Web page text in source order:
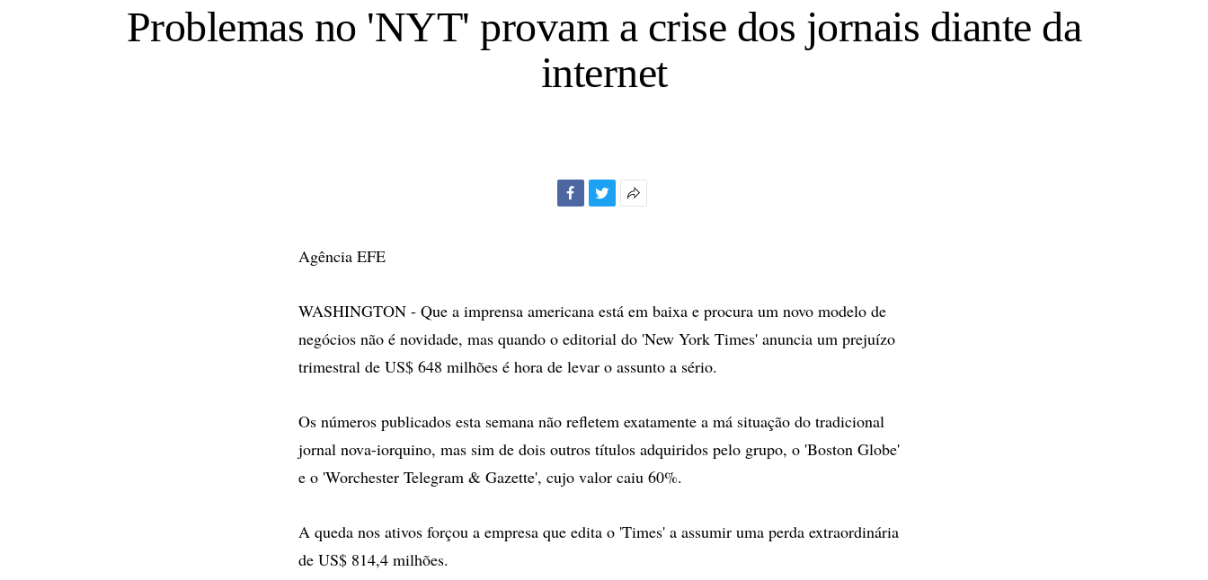
Problemas no 'NYT' provam a crise dos jornais diante da
internet
Agência EFE
WASHINGTON - Que a imprensa americana está em baixa e procura um novo modelo de
negócios não é novidade, mas quando o editorial do 'New York Times' anuncia um prejuízo
trimestral de US$ 648 milhões é hora de levar o assunto a sério.
Os números publicados esta semana não refletem exatamente a má situação do tradicional
jornal nova-iorquino, mas sim de dois outros títulos adquiridos pelo grupo, o 'Boston Globe'
e o 'Worchester Telegram & Gazette', cujo valor caiu 60%.
A queda nos ativos forçou a empresa que edita o 'Times' a assumir uma perda extraordinária
de US$ 814,4 milhões.